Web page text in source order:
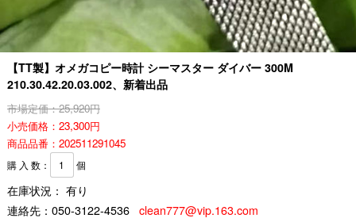
【TT製】オメガコピー時計 シーマスター ダイバー 300M
210.30.42.20.03.002、新着出品
市場定価：25,920円
小売価格：23,300円
商品品番：202511291045
購 入 数： 個
在庫状況： 有り
連絡先： 050-3122-4536 clean777@vip.163.com